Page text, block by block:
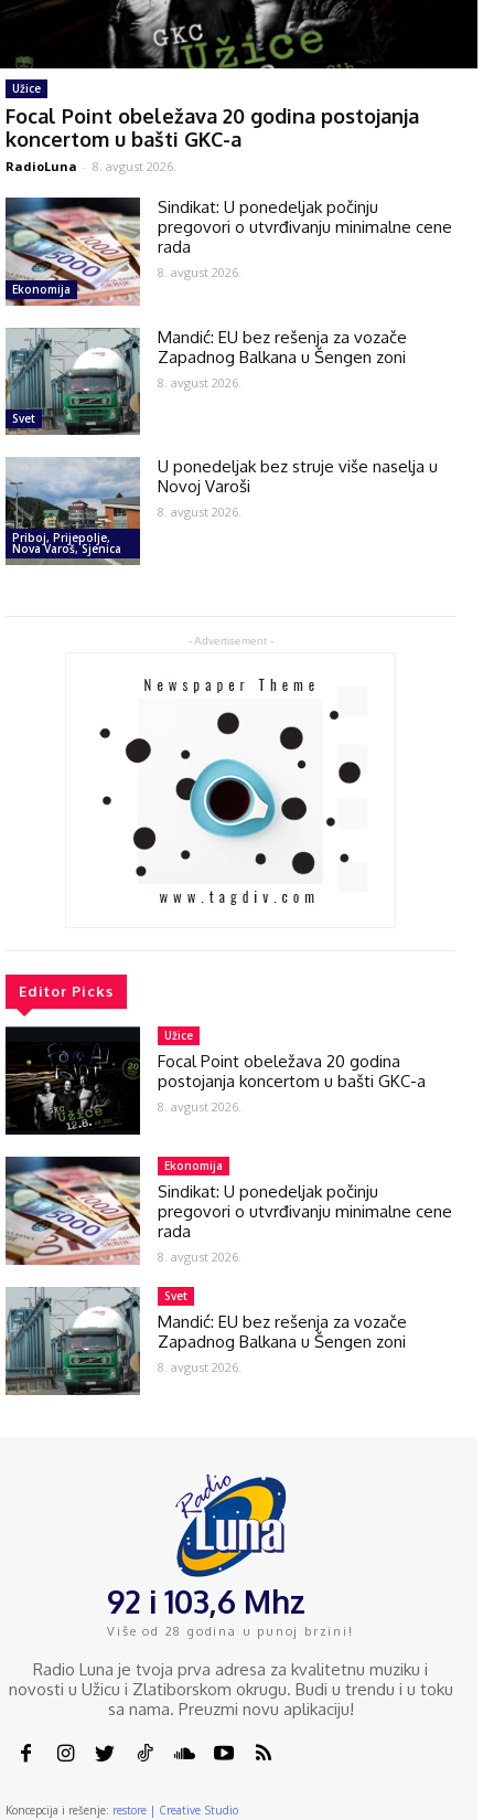
Užice
Focal Point obeležava 20 godina postojanja
koncertom u bašti GKC-a
RadioLuna - 8. avgust 2026.
Ekonomija
Sindikat: U ponedeljak počinju
pregovori o utvrđivanju minimalne cene
rada
8. avgust 2026.
Svet
Mandić: EU bez rešenja za vozače
Zapadnog Balkana u Šengen zoni
8. avgust 2026.
Priboj, Prijepolje,
Nova Varoš, Sjenica
U ponedeljak bez struje više naselja u
Novoj Varoši
8. avgust 2026.
- Advertisement -
Editor Picks
Užice
Focal Point obeležava 20 godina
postojanja koncertom u bašti GKC-a
8. avgust 2026.
Ekonomija
Sindikat: U ponedeljak počinju
pregovori o utvrđivanju minimalne cene
rada
8. avgust 2026.
Svet
Mandić: EU bez rešenja za vozače
Zapadnog Balkana u Šengen zoni
8. avgust 2026.
92 i 103,6 Mhz
Više od 28 godina u punoj brzini!
Radio Luna je tvoja prva adresa za kvalitetnu muziku i
novosti u Užicu i Zlatiborskom okrugu. Budi u trendu i u toku
sa nama. Preuzmi novu aplikaciju!
Koncepcija i rešenje: restore | Creative Studio